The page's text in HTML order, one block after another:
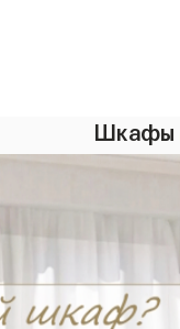
Шкафы